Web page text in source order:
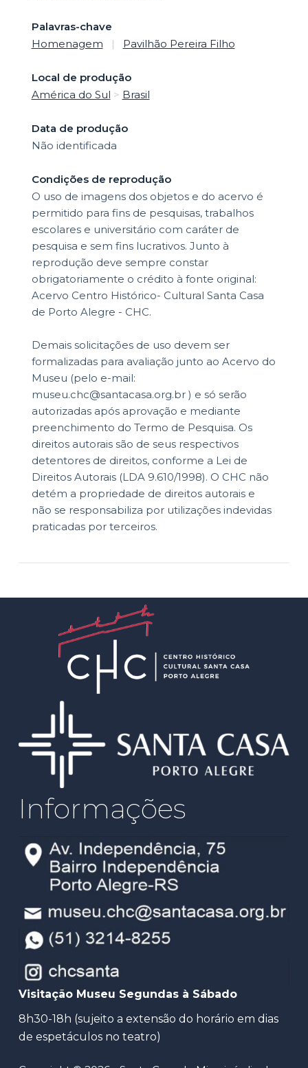
Palavras-chave
Homenagem
| Pavilhão Pereira Filho
Local de produção
América do Sul > Brasil
Data de produção
Não identificada
Condições de reprodução
O uso de imagens dos objetos e do acervo é
permitido para fins de pesquisas, trabalhos
escolares e universitário com caráter de
pesquisa e sem fins lucrativos. Junto à
reprodução deve sempre constar
obrigatoriamente o crédito à fonte original:
Acervo Centro Histórico- Cultural Santa Casa
de Porto Alegre - CHC.
Demais solicitações de uso devem ser
formalizadas para avaliação junto ao Acervo do
Museu (pelo e-mail:
museu.chc@santacasa.org.br ) e só serão
autorizadas após aprovação e mediante
preenchimento do Termo de Pesquisa. Os
direitos autorais são de seus respectivos
detentores de direitos, conforme a Lei de
Direitos Autorais (LDA 9.610/1998). O CHC não
detém a propriedade de direitos autorais e
não se responsabiliza por utilizações indevidas
praticadas por terceiros.
Informações
Visitação Museu Segundas à Sábado
8h30-18h (sujeito a extensão do horário em dias
de espetáculos no teatro)